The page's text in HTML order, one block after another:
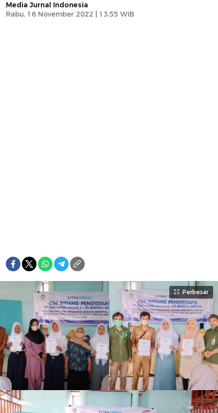
Media Jurnal Indonesia
Rabu, 16 November 2022 | 13:55 WIB
Perbesar